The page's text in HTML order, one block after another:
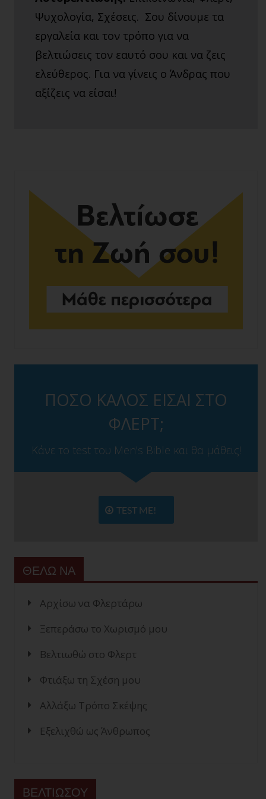
Ψυχολογία, Σχέσεις. Σου δίνουμε τα
εργαλεία και τον τρόπο για να
βελτιώσεις τον εαυτό σου και να ζεις
ελεύθερος. Για να γίνεις ο Άνδρας που
αξίζεις να είσαι!
ΠΟΣΟ ΚΑΛΟΣ ΕΙΣΑΙ ΣΤΟ
ΦΛΕΡΤ;
Κάνε το test του Men's Bible και θα μάθεις!
TEST ME!
ΘΕΛΩ ΝΑ
Αρχίσω να Φλερτάρω
Ξεπεράσω το Χωρισμό μου
Βελτιωθώ στο Φλερτ
Φτιάξω τη Σχέση μου
Αλλάξω Τρόπο Σκέψης
Εξελιχθώ ως Άνθρωπος
ΒΕΛΤΙΩΣΟΥ